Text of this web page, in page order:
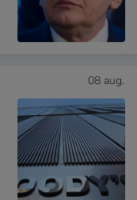
08 aug.